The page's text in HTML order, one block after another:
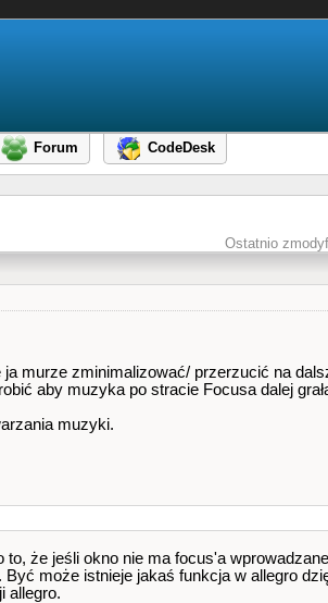
Forum
CodeDesk
Ostatnio
murze zminimalizować/ przerzucić na
aby muzyka po stracie Focusa dalej
muzyki.
że jeśli okno nie ma focus'a
może istnieje jakaś funkcja w allegro
allegro.